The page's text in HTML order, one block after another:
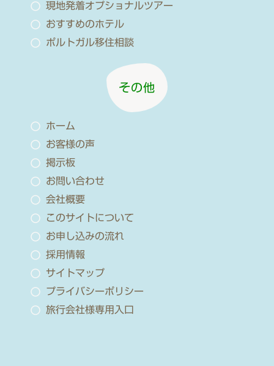
現地発着オプショナルツアー
おすすめのホテル
ポルトガル移住相談
その他
ホーム
お客様の声
掲示板
お問い合わせ
会社概要
このサイトについて
お申し込みの流れ
採用情報
サイトマップ
プライバシーポリシー
旅行会社様専用入口